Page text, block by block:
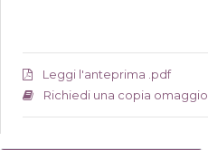
Leggi l'anteprima .pdf
Richiedi una copia omaggio